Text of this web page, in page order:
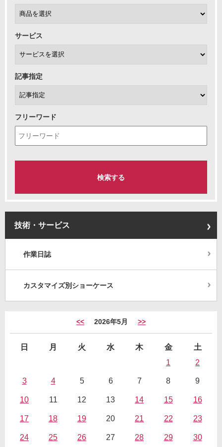
サービス
記事指定
フリーワード
技術・サービス
作業日誌
カスタマイズ別ショーケース
<< 2026年5月 >>
日 月 火 水 木 金
土
1
2
3 4 5 6 7 8 9
10 11 12 13 14 15 16
17 18 19 20 21 22 23
24 25 26 27 28 29 30